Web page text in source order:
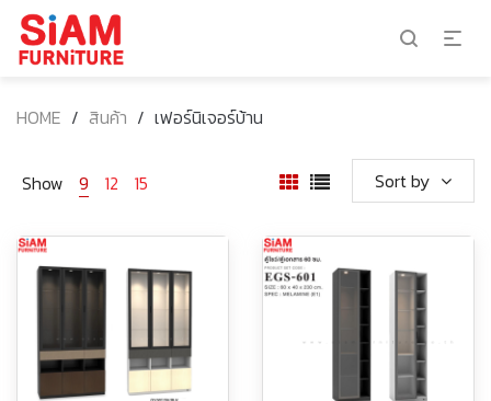
HOME / สินค้า / เฟอร์นิเจอร์บ้าน
Show 9 12 15 Sort by